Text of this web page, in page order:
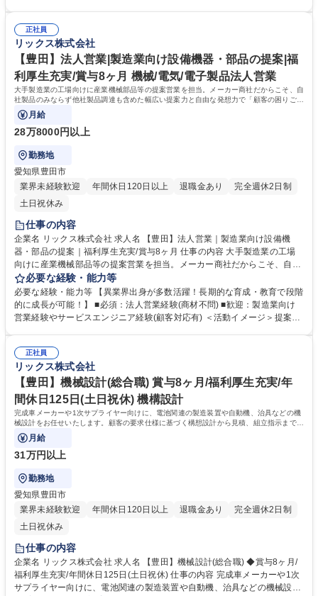
発想で提案が可能です。メーカー商社の強みを活かし、技術部門と共同で
製品開発から取り組むケースもございます。 募集職種 【西尾】製造業向
け設備機器・部品の営業｜未経験歓迎｜年休125日・賞与8ヶ月｜
erviews/oneday/oneday02/） ＜組織風土＞組織横断でノウハウ共有を進
める文化があり、社内情報共有システムを通じて、他拠点での成功事例や
次の1手に対するアドバイスが得られる仕組みがあります。日々改善を図
れる環境が整っています。 学歴・資格 学歴：大学院 大学 高専 語学力：
資格：第一種運転免許普通自動車
正社員
リックス株式会社
【豊田】法人営業|製造業向け設備機器・部品の提案|福
利厚生充実/賞与8ヶ月 機械/電気/電子製品法人営業
大手製造業の工場向けに産業機械部品等の提案営業を担当。メーカー商社だからこそ、自
社製品のみならず他社製品調達も含めた幅広い提案力と自由な発想力で「顧客の困りごと
を解決する」ソリューション営業です。
月給
28万8000円以上
勤務地
愛知県豊田市
業界未経験歓迎
年間休日120日以上 退職金あり
完全週休2日制
土日祝休み
仕事の内容
企業名 リックス株式会社 求人名 【豊田】法人営業｜製造業向け設備機
器・部品の提案｜福利厚生充実/賞与8ヶ月 仕事の内容 大手製造業の工場
向けに産業機械部品等の提案営業を担当。メーカー商社だからこそ、自社
製品のみならず他社製品調達も含めた幅広い提案力と自由な発想力で「顧
客の困りごとを解決する」ソリューション営業です。 ◆モノ売りに留まら
ず、顧客ニーズや課題を主体的に捉え、それらを解決するための最適な商
品やサービスを幅広い選択肢から提案ができます。 ◆自社製品でもある流
能です。またメーカー商社の強みを活かし、技術部門と共同で製品開発に
取り組むケースもあります。 募集職種 【豊田】法人営業｜製造業向け設
備機器・部品の提案｜福利厚生充実/賞与8ヶ月
必要な経験・能力等
必要な経験・能力等 【異業界出身が多数活躍！長期的な育成・教育で段階
的に成長が可能！】 ■必須：法人営業経験(商材不問) ■歓迎：製造業向け
営業経験やサービスエンジニア経験(顧客対応有) ＜活動イメージ＞提案先
new/interviews/oneday/oneday02/） ＜組織風土＞組織横断でノウハウ共
有を進める文化があり、社内情報共有システムを通じて、他拠点での成功
事例や次の1手に対するアドバイスが得られる仕組みがあります。日々改
善を図れる環境が整っています。 学歴・資格 学歴：大学院 大学 高専 語学
力： 資格：第一種運転免許普通自動車
正社員
リックス株式会社
【豊田】機械設計(総合職) 賞与8ヶ月/福利厚生充実/年
間休日125日(土日祝休) 機構設計
完成車メーカーや1次サプライヤー向けに、電池関連の製造装置や自動機、治具などの機
械設計をお任せいたします。顧客の要求仕様に基づく構想設計から見積、組立指示まで幅
広く携わっていただきます。
月給
31万円以上
勤務地
愛知県豊田市
業界未経験歓迎
年間休日120日以上 退職金あり
完全週休2日制
土日祝休み
仕事の内容
企業名 リックス株式会社 求人名 【豊田】機械設計(総合職) ◆賞与8ヶ月/
福利厚生充実/年間休日125日(土日祝休) 仕事の内容 完成車メーカーや1次
サプライヤー向けに、電池関連の製造装置や自動機、治具などの機械設計